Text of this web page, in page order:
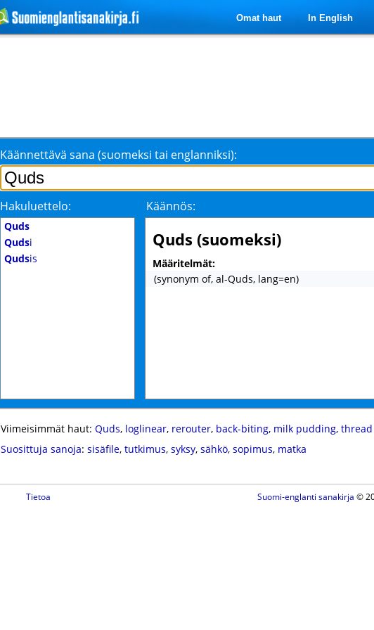
Omat haut In English
Käännettävä sana (suomeksi tai englanniksi):
Hakuluettelo: Käännös:
Quds
Qudsi
Qudsis
Quds (suomeksi)
Määritelmät:
(synonym of, al-Quds, lang=en)
Viimeisimmät haut: Quds, loglinear, rerouter, back-biting, milk pudding,
Suosittuja sanoja: sisäfile, tutkimus, syksy, sähkö, sopimus, matka
Tietoa Suomi-englanti sanakirja ©